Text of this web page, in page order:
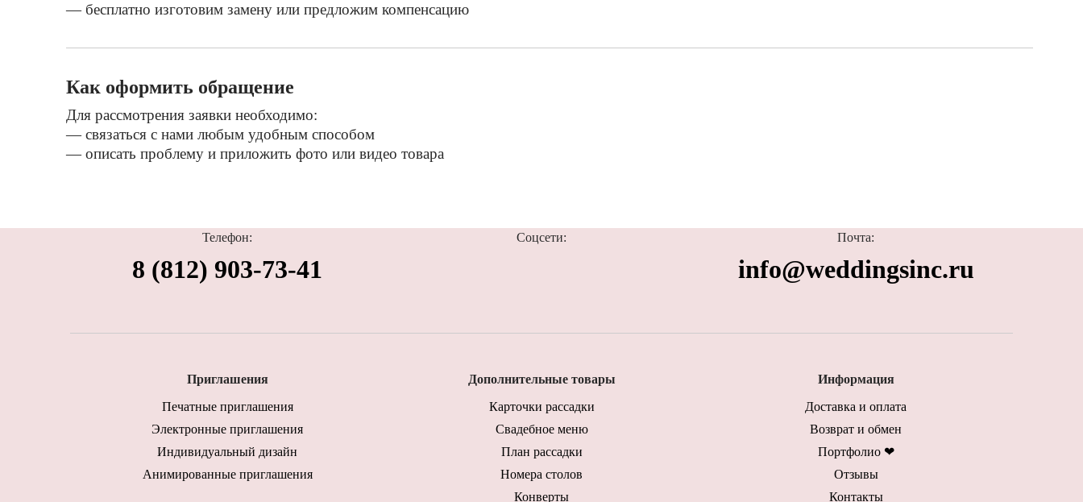
— бесплатно изготовим замену или предложим компенсацию
Как оформить обращение
Для рассмотрения заявки необходимо:
— связаться с нами любым удобным способом
— описать проблему и приложить фото или видео товара
Телефон:
8 (812) 903-73-41
Соцсети: Почта:
info@weddingsinc.ru
Приглашения
Печатные приглашения
Электронные приглашения
Индивидуальный дизайн
Анимированные приглашения
Дополнительные товары
Карточки рассадки
Свадебное меню
План рассадки
Номера столов
Конверты
Информация
Доставка и оплата
Возврат и обмен
Портфолио ❤︎
Отзывы︎
Контакты